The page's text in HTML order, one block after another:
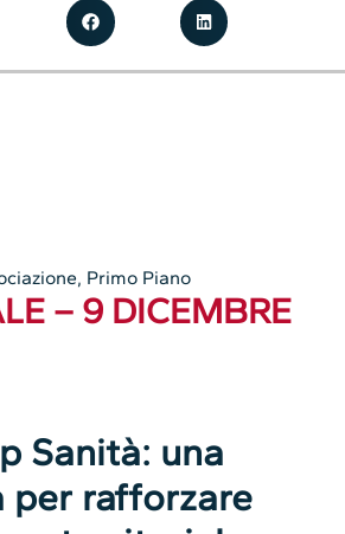
, Primo Piano
– 9 DICEMBRE
Sanità: una
per rafforzare